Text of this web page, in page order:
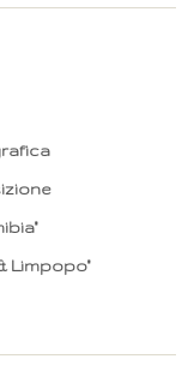
Limpopo"